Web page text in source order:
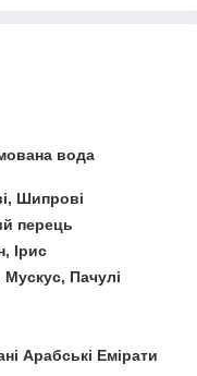
вода
Шипрові
перець
Ірис
Мускус, Пачулі
Арабські Емірати